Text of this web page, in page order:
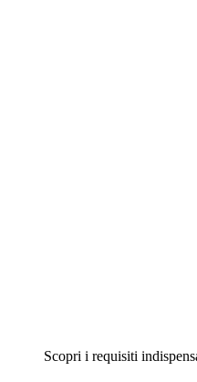
Scopri i requisiti